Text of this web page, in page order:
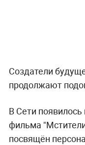
Создатели
продолжают
В Сети
фильма
посвящён